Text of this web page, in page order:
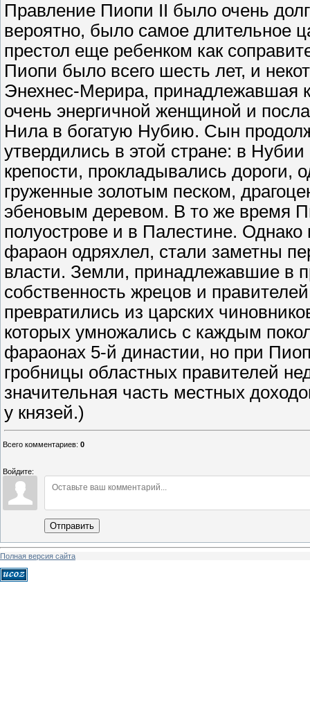
Правление Пиопи II было очень
вероятно, было самое длительное
престол еще ребенком как
Пиопи было всего шесть лет, и
Энехнес-Мерира, принадлежавшая
очень энергичной женщиной и
Нила в богатую Нубию. Сын
утвердились в этой стране: в
крепости, прокладывались дороги,
груженные золотым песком,
эбеновым деревом. В то же время
полуострове и в Палестине. Однако
фараон одряхлел, стали заметны
власти. Земли, принадлежавшие в
собственность жрецов и
превратились из царских
которых умножались с каждым
фараонах 5-й династии, но при
гробницы областных правителей
значительная часть местных
у князей.)
Всего комментариев: 0
Войдите:
Отправить
Полная версия сайта